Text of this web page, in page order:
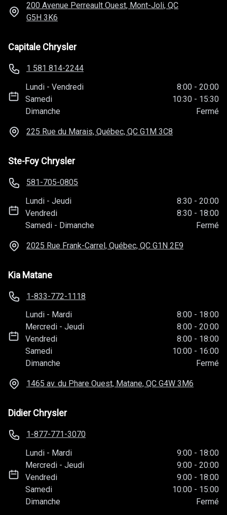
200 Avenue Perreault Ouest, Mont-Joli, QC
G5H 3K6
Capitale Chrysler
1 581 814-2244
Lundi -Vendredi 8:00 - 20:00
Samedi
10:30 - 15:30
Dimanche
Fermé
225 Rue du Marais, Québec, QC G1M 3C8
Ste-Foy Chrysler
581-705-0805
Lundi -Jeudi 8:30 - 20:00
Vendredi
8:30 - 18:00
Samedi - Dimanche Fermé
2025 Rue Frank-Carrel, Québec, QC G1N 2E9
Kia Matane
1-833-772-1118
Lundi - Mardi 8:00 - 18:00
Mercredi -Jeudi 8:00 - 20:00
Vendredi
8:00 - 18:00
Samedi
10:00 - 16:00
Dimanche
Fermé
1465 av. du Phare Ouest, Matane, QC G4W 3M6
Didier Chrysler
1-877-771-3070
Lundi - Mardi 9:00 - 18:00
Mercredi -Jeudi 9:00 - 20:00
Vendredi
9:00 - 18:00
Samedi
10:00 - 15:00
Dimanche
Fermé